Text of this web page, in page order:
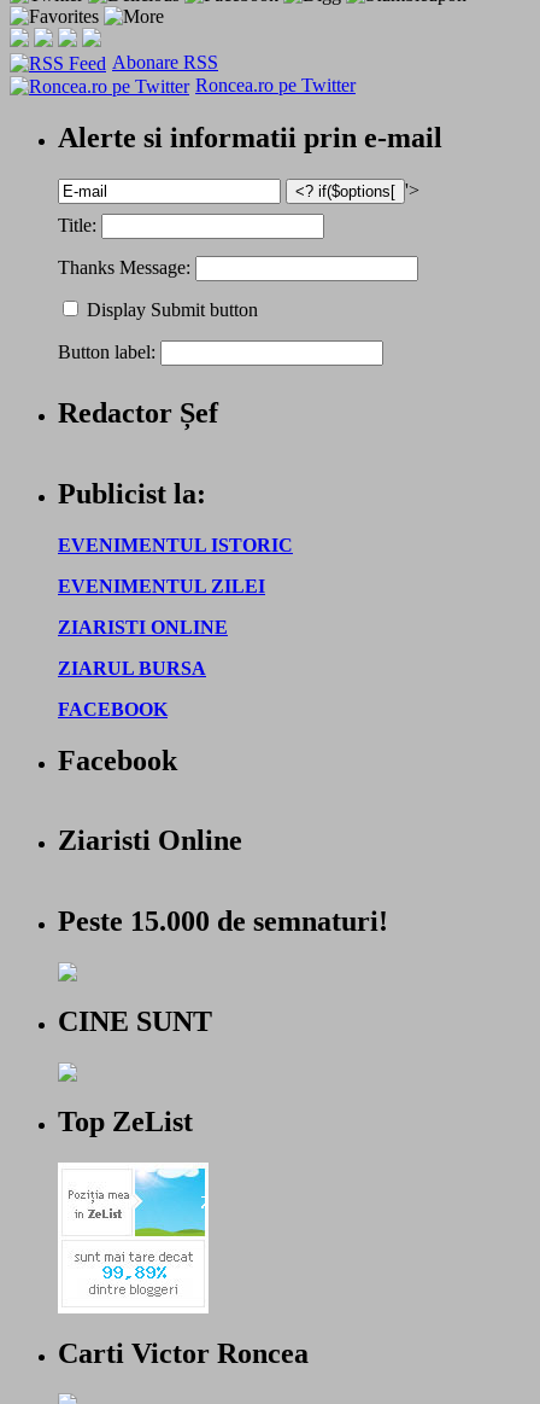
Abonare RSS
Roncea.ro pe Twitter
Alerte si informatii prin e-mail
'>
Title:
Thanks Message:
Display Submit button
Button label:
Redactor Șef
Publicist la:
EVENIMENTUL ISTORIC
EVENIMENTUL ZILEI
ZIARISTI ONLINE
ZIARUL BURSA
FACEBOOK
Facebook
Ziaristi Online
Peste 15.000 de semnaturi!
CINE SUNT
Top ZeList
Carti Victor Roncea